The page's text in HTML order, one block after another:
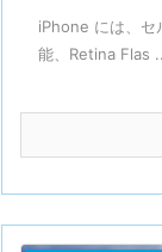
iPhone には、セ
能、Retina Flas